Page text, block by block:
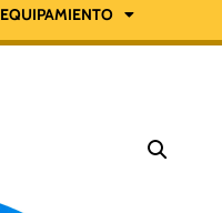
EQUIPAMIENTO